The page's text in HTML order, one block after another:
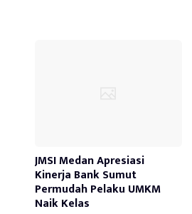
JMSI Medan Apresiasi
Kinerja Bank Sumut
Permudah Pelaku UMKM
Naik Kelas